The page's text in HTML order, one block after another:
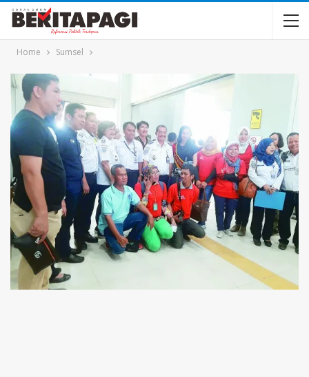
Home Sumsel